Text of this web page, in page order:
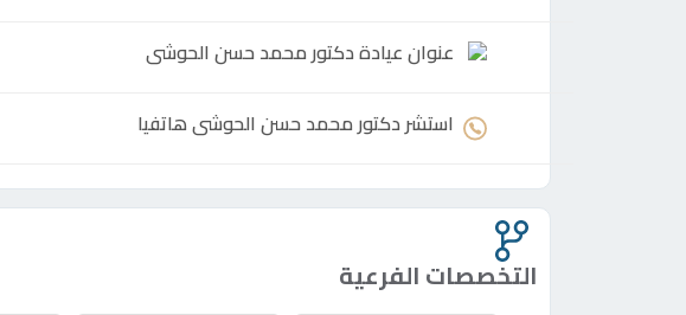
عنوان عيادةدكتورمحمد حسن الحوشى
استشردكتورمحمد حسن الحوشى هاتفيا
التخصصات الفرعية